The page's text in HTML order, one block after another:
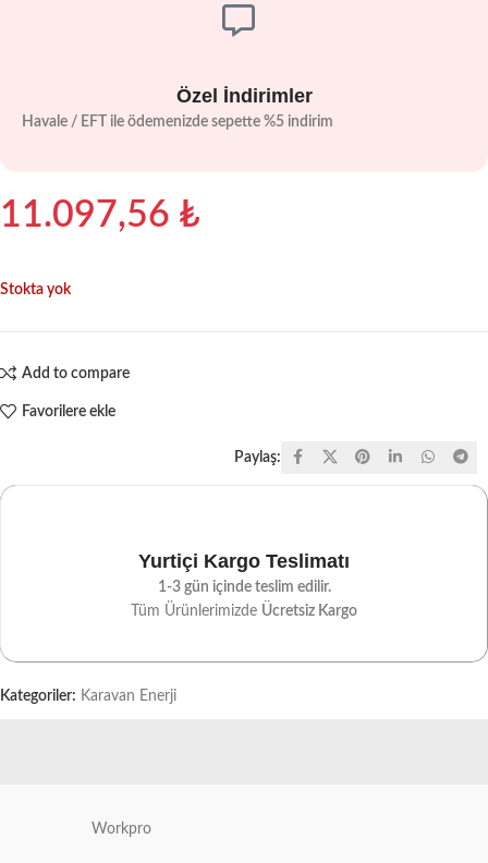
Özel İndirimler
Havale / EFT ile ödemenizde sepette %5 indirim
11.097,56 ₺
Stokta yok
Add to compare
Favorilere ekle
Paylaş:
Yurtiçi Kargo Teslimatı
1-3 gün içinde teslim edilir.
Tüm Ürünlerimizde Ücretsiz Kargo
Kategoriler: Karavan Enerji
Workpro